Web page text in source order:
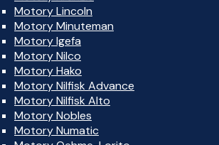
Motory Lincoln
Motory Minuteman
Motory Igefa
Motory Nilco
Motory Hako
Motory Nilfisk Advance
Motory Nilfisk Alto
Motory Nobles
Motory Numatic